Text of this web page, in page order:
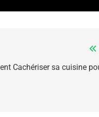
Cachériser sa cuisine